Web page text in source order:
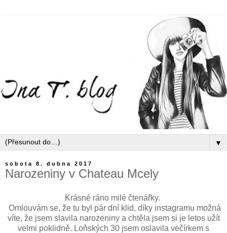
▼
sobota 8. dubna 2017
Narozeniny v Chateau Mcely
Krásné ráno milé čtenářky.
Omlouvám se, že tu byl pár dní klid, díky instagramu možná
víte, že jsem slavila narozeniny a chtěla jsem si je letos užít
velmi poklidně. Loňských 30 jsem oslavila večírkem s